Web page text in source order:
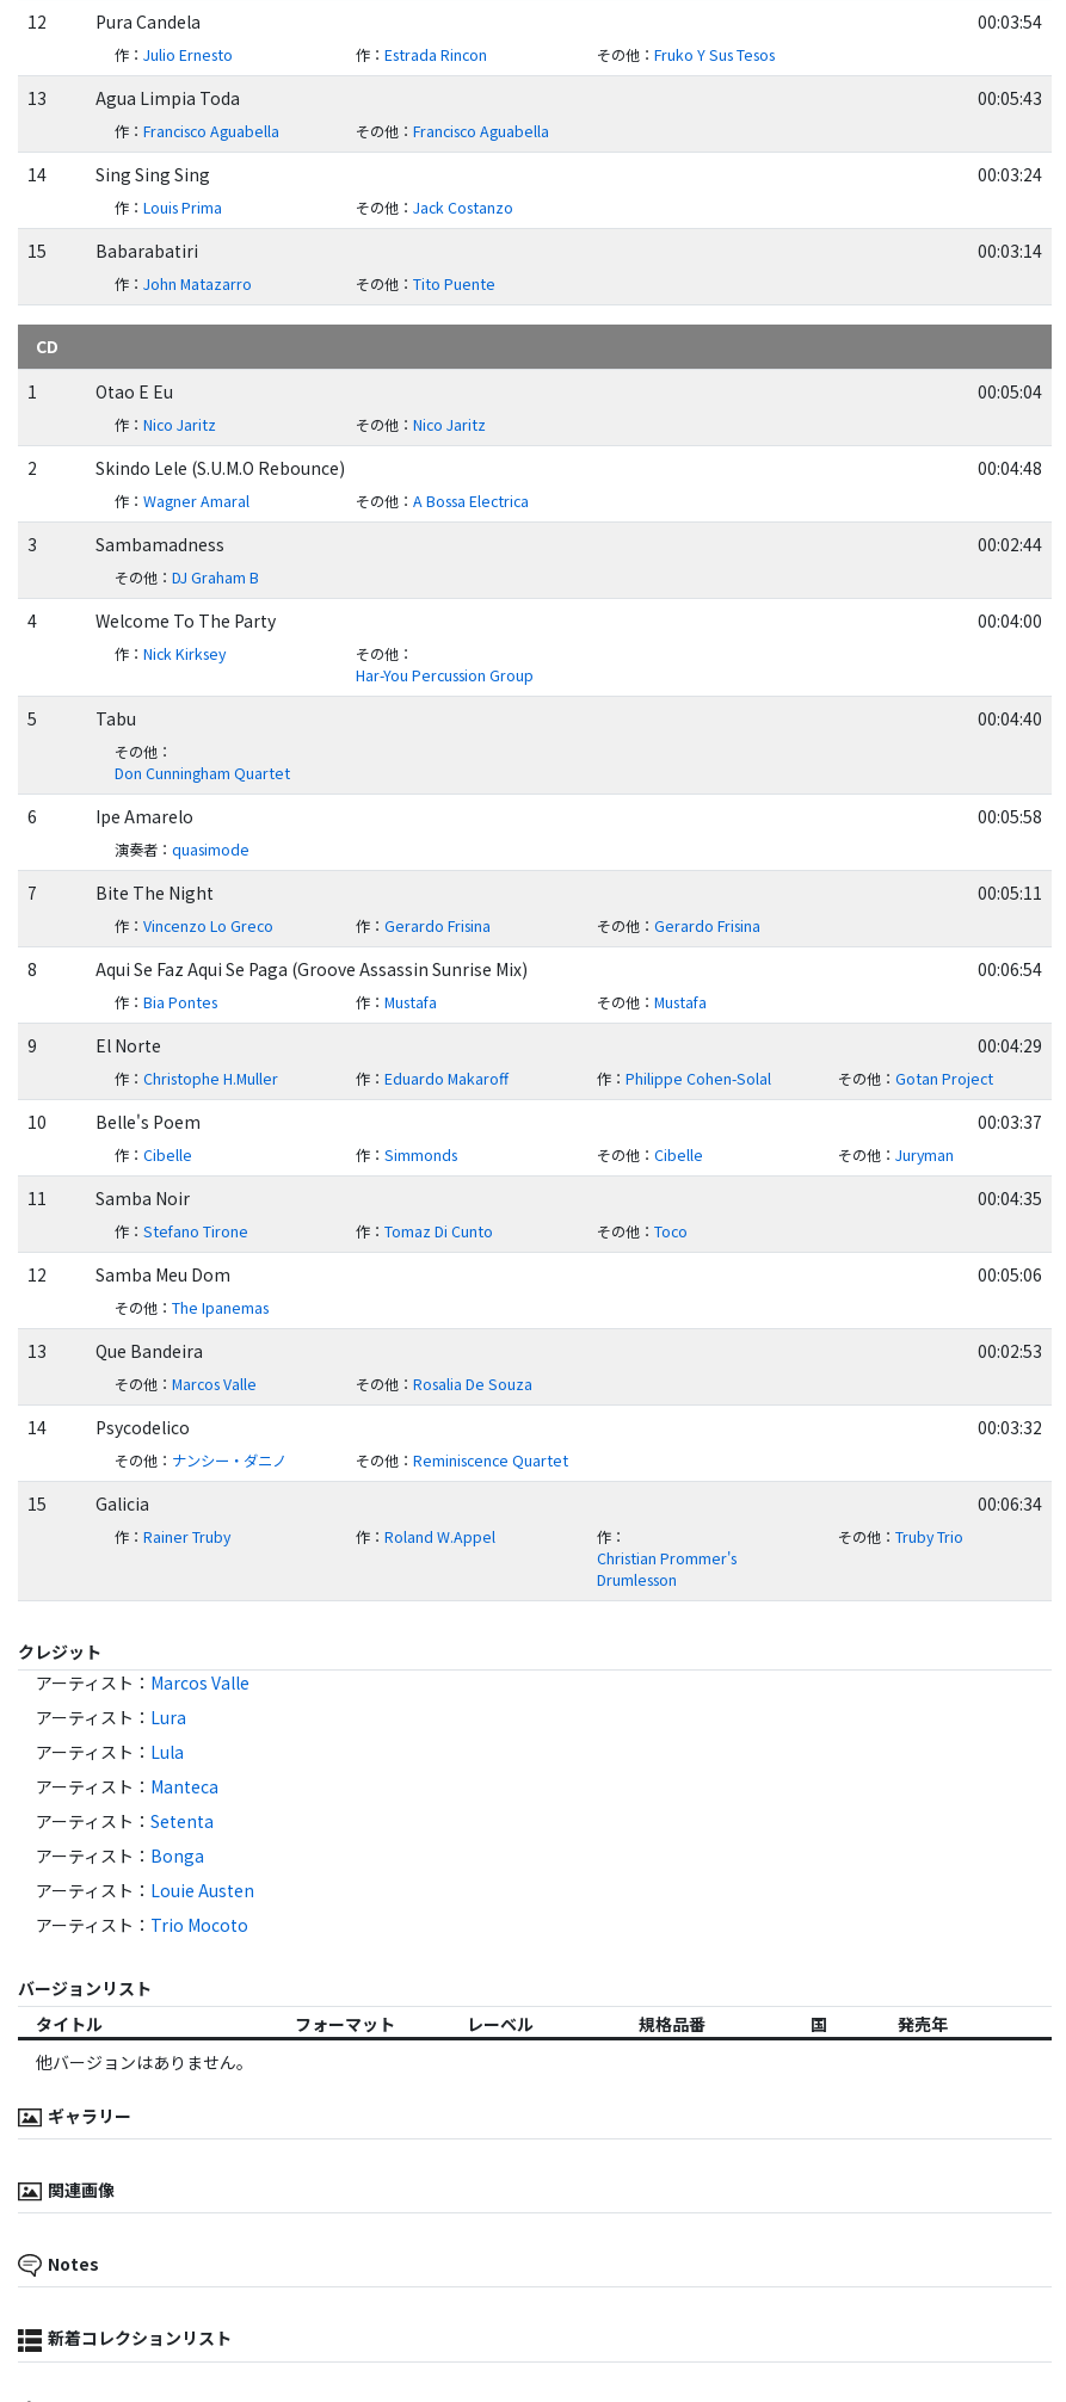
12 Pura Candela 00:03:54
作 ：Julio Ernesto 作 ：Estrada Rincon その他 ：Fruko Y Sus Tesos
13 Agua Limpia Toda 00:05:43
作 ：Francisco Aguabella その他 ：Francisco Aguabella
14 Sing Sing Sing 00:03:24
作 ：Louis Prima その他 ：Jack Costanzo
15 Babarabatiri 00:03:14
作 ：John Matazarro その他 ：Tito Puente
CD
1
Otao E Eu 00:05:04
作 ：Nico Jaritz その他 ：Nico Jaritz
2 Skindo Lele (S.U.M.O Rebounce) 00:04:48
作 ：Wagner Amaral その他 ：A Bossa Electrica
3 Sambamadness 00:02:44
その他 ：DJ Graham B
4 Welcome To The Party 00:04:00
作 ：Nick Kirksey その他 ：
Har-You Percussion Group
5 Tabu 00:04:40
その他 ：
Don Cunningham Quartet
6 Ipe Amarelo 00:05:58
演奏者 ：quasimode
7 Bite The Night 00:05:11
作 ：Vincenzo Lo Greco 作 ：Gerardo Frisina その他 ：Gerardo Frisina
8 Aqui Se Faz Aqui Se Paga (Groove Assassin Sunrise Mix) 00:06:54
作 ：Bia Pontes 作 ：Mustafa その他 ：Mustafa
9 El Norte 00:04:29
作 ：Christophe H.Muller 作 ：Eduardo Makaroff 作 ：Philippe Cohen-Solal その他 ：Gotan Project
10 Belle's Poem 00:03:37
作 ：Cibelle 作 ：Simmonds その他 ：Cibelle その他 ：Juryman
11 Samba Noir 00:04:35
作 ：Stefano Tirone 作 ：Tomaz Di Cunto その他 ：Toco
12 Samba Meu Dom 00:05:06
その他 ：The Ipanemas
13 Que Bandeira 00:02:53
その他 ：Marcos Valle その他 ：Rosalia De Souza
14 Psycodelico 00:03:32
その他 ： ナンシー・ダニノ その他 ：Reminiscence Quartet
15 Galicia 00:06:34
作 ：Rainer Truby 作 ：Roland W.Appel 作 ：
Christian Prommer's
Drumlesson
その他 ：Truby Trio
クレジット
アーティスト ： Marcos Valle
アーティスト ： Lura
アーティスト ： Lula
アーティスト ： Manteca
アーティスト ： Setenta
アーティスト ： Bonga
アーティスト ： Louie Austen
アーティスト ： Trio Mocoto
バージョンリスト
タイトル
フォーマット レーベル 規格品番 国
発売年
他バージョンはありません。
ギャラリー
関連画像
Notes
新着コレクションリスト